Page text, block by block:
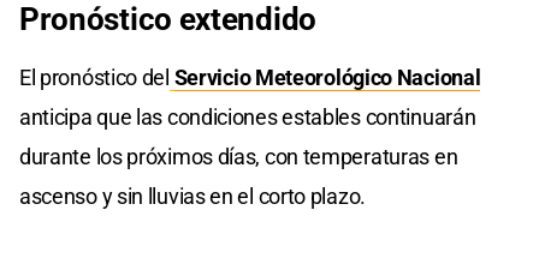
Pronóstico extendido
El pronóstico del Servicio Meteorológico Nacional
anticipa que las condiciones estables continuarán
durante los próximos días, con temperaturas en
ascenso y sin lluvias en el corto plazo.